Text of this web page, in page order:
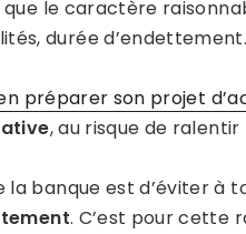
le caractère
durée
préparer son projet
, au risque de
banque est d’éviter à
. C’est pour cette